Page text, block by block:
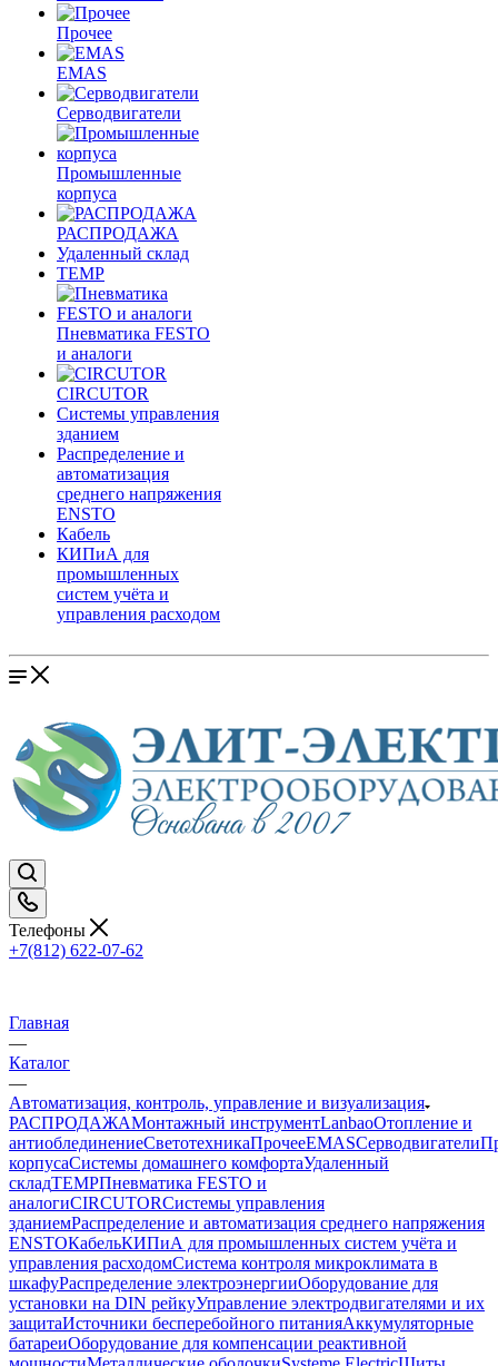
Прочее
EMAS
Cерводвигатели
Промышленные
корпуса
РАСПРОДАЖА
Удаленный склад
TEMP
Пневматика FESTO
и аналоги
CIRCUTOR
Системы управления
зданием
Распределение и
автоматизация
среднего напряжения
ENSTO
Кабель
КИПиА для
промышленных
систем учёта и
управления расходом
Телефоны
+7(812) 622-07-62
Главная
—
Каталог
—
Автоматизация, контроль, управление и визуализация
РАСПРОДАЖАМонтажный инструментLanbaoОтопление и
антиоблединениеСветотехникаПрочееEMASCерводвигатели
корпусаСистемы домашнего комфортаУдаленный
складTEMPПневматика FESTO и
аналогиCIRCUTORСистемы управления
зданиемРаспределение и автоматизация среднего напряжения
ENSTOКабельКИПиА для промышленных систем учёта и
управления расходомСистема контроля микроклимата в
шкафуРаспределение электроэнергииОборудование для
установки на DIN рейкуУправление электродвигателями и их
защитаИсточники бесперебойного питанияАккумуляторные
батареиОборудование для компенсации реактивной